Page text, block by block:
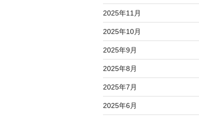
2025年11月
2025年10月
2025年9月
2025年8月
2025年7月
2025年6月